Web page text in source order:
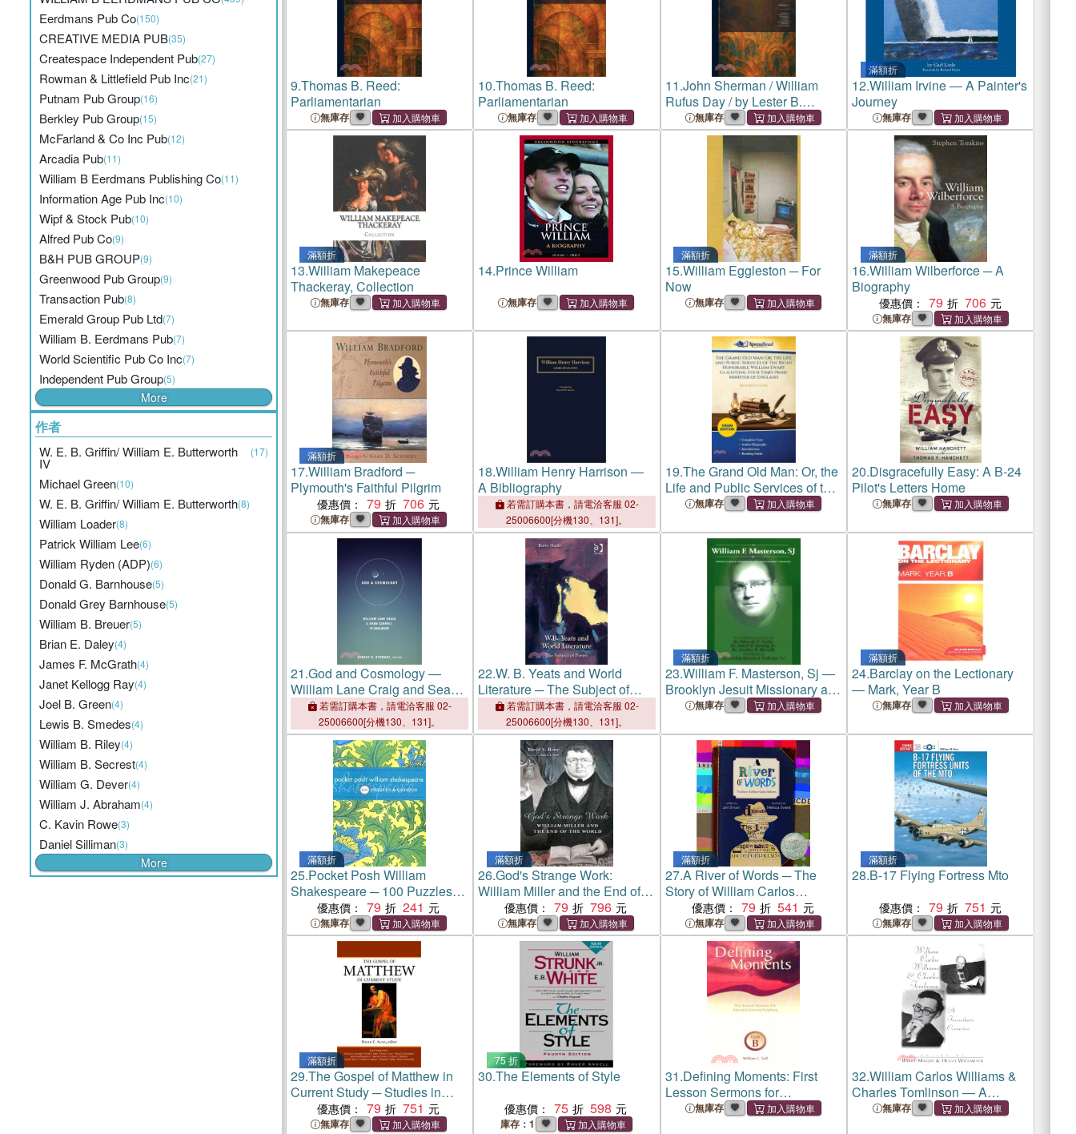
Eerdmans Pub Co(150)
CREATIVE MEDIA PUB(35)
Createspace Independent Pub(27)
Rowman & Littlefield Pub Inc(21)
Putnam Pub Group(16)
Berkley Pub Group(15)
McFarland & Co Inc Pub(12)
Arcadia Pub(11)
William B Eerdmans Publishing Co(11)
Information Age Pub Inc(10)
Wipf & Stock Pub(10)
Alfred Pub Co(9)
B&H PUB GROUP(9)
Greenwood Pub Group(9)
Transaction Pub(8)
Emerald Group Pub Ltd(7)
William B. Eerdmans Pub(7)
World Scientific Pub Co Inc(7)
Independent Pub Group(5)
More
作者
W. E. B. Griffin/ William E. Butterworth
IV
(17)
Michael Green(10)
W. E. B. Griffin/ William E. Butterworth(8)
William Loader(8)
Patrick William Lee(6)
William Ryden (ADP)(6)
Donald G. Barnhouse(5)
Donald Grey Barnhouse(5)
William B. Breuer(5)
Brian E. Daley(4)
James F. McGrath(4)
Janet Kellogg Ray(4)
Joel B. Green(4)
Lewis B. Smedes(4)
William B. Riley(4)
William B. Secrest(4)
William G. Dever(4)
William J. Abraham(4)
C. Kavin Rowe(3)
Daniel Silliman(3)
More
9.Thomas B. Reed:
Parliamentarian
無庫存
10.Thomas B. Reed:
Parliamentarian
無庫存
11.John Sherman / William
Rufus Day / by Lester B.
Shippee and Royal B. Way.
John Hay / by A.L.P. Dennis.
Elihu Root / by James Brown
Scott. Robert Bacon
無庫存
滿額折
12.William Irvine ― A Painter's
Journey
無庫存
滿額折
13.William Makepeace
Thackeray, Collection
無庫存
14.Prince William
無庫存
滿額折
15.William Eggleston ─ For
Now
無庫存
滿額折
16.William Wilberforce ─ A
Biography
優惠價： 79 706
無庫存
滿額折
17.William Bradford ─
Plymouth's Faithful Pilgrim
優惠價： 79 706
無庫存
18.William Henry Harrison ―
A Bibliography
若需訂購本書，請電洽客服 02-
25006600[分機130、131]。
19.The Grand Old Man: Or, the
Life and Public Services of the
Right Honorable William Ewart
Minister of England (Cram
無庫存
20.Disgracefully Easy: A B-24
Pilot's Letters Home
無庫存
21.God and Cosmology ―
William Lane Craig and Sean
Carroll in Dialogue
若需訂購本書，請電洽客服 02-
25006600[分機130、131]。
22.W. B. Yeats and World
Literature ─ The Subject of
Poetry若需訂購本書，請電洽客服 02-
25006600[分機130、131]。
滿額折
23.William F. Masterson, Sj ―
Brooklyn Jesuit Missionary and
Development Visionary
無庫存
滿額折
24.Barclay on the Lectionary
― Mark, Year B
無庫存
滿額折
25.Pocket Posh William
Shakespeare ─ 100 Puzzles &
Quizzes優惠價： 79 241
無庫存
滿額折
26.God's Strange Work:
William Miller and the End of
the World
優惠價： 79 796
無庫存
滿額折
27.A River of Words ─ The
Story of William Carlos
Williams (Caldecott Medal
Honor)
優惠價： 79 541
無庫存
滿額折
28.B-17 Flying Fortress Mto
優惠價： 79 751
無庫存
滿額折
29.The Gospel of Matthew in
Current Study ─ Studies in
Memory of William G.
Thompson, S.J
優惠價： 79 751
無庫存
75 折
30.The Elements of Style
優惠價： 75 598
庫存：1
31.Defining Moments: First
Lesson Sermons for
Advent/Christmas/Epiphany,
無庫存
32.William Carlos Williams &
Charles Tomlinson — A
Transatlantic Connection
無庫存